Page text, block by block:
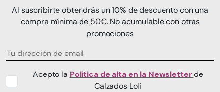
Al suscribirte obtendrás un 10% de descuento con una
compra mínima de 50€. No acumulable con otras
promociones
Acepto la Política de alta en la Newsletterde
Calzados Loli